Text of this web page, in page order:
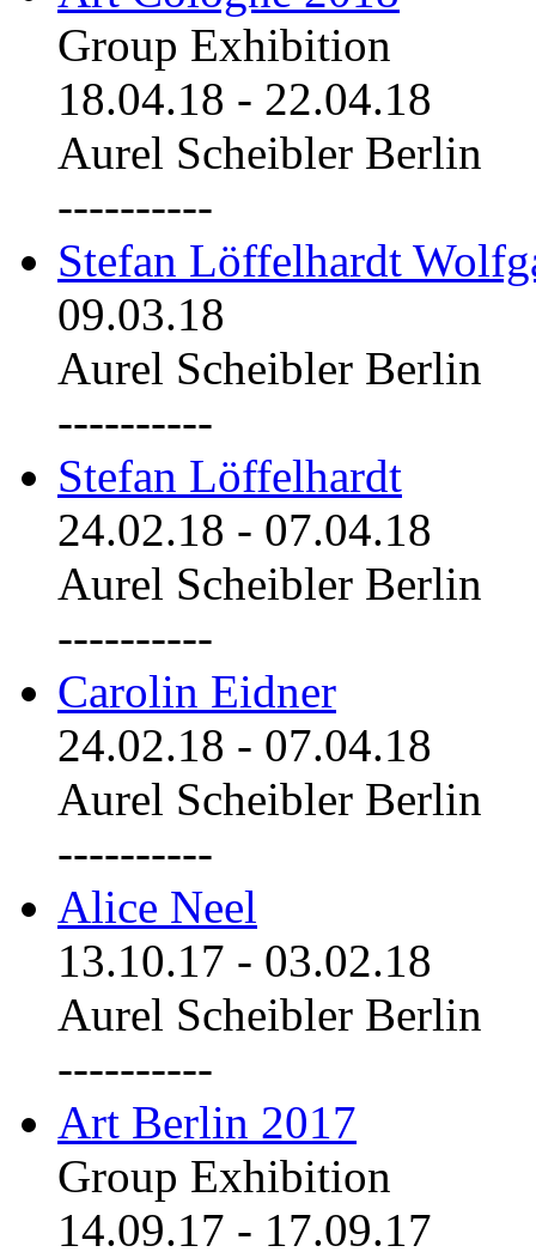
Group Exhibition
18.04.18 - 22.04.18
Aurel Scheibler Berlin
----------
Stefan Löffelhardt
09.03.18
Aurel Scheibler Berlin
----------
Stefan Löffelhardt
24.02.18 - 07.04.18
Aurel Scheibler Berlin
----------
Carolin Eidner
24.02.18 - 07.04.18
Aurel Scheibler Berlin
----------
Alice Neel
13.10.17 - 03.02.18
Aurel Scheibler Berlin
----------
Art Berlin 2017
Group Exhibition
14.09.17 - 17.09.17